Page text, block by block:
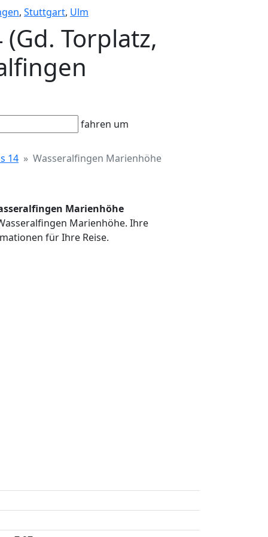
, Stuttgart, Ulm
Torplatz,
fahren um
14 Wasseralfingen Marienhöhe
Marienhöhe
Marienhöhe. Ihre
für Ihre Reise.